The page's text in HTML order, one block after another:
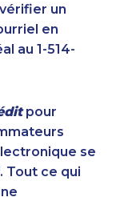
9373
0332
2196
6544
5103
6014
2216
un
en
au 1-514-
pour
se
Tout ce qui